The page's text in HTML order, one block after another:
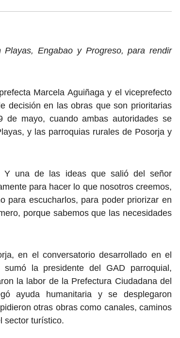
Engabao y Progreso, para rendir
Marcela Aguiñaga y el viceprefecto
decisión en las obras que son prioritarias
de mayo, cuando ambas autoridades se
y las parroquias rurales de Posorja y
Y una de las ideas que salió del señor
para hacer lo que nosotros creemos,
para escucharlos, para poder priorizar en
porque sabemos que las necesidades
en el conversatorio desarrollado en el
la presidente del GAD parroquial,
la labor de la Prefectura Ciudadana del
ayuda humanitaria y se desplegaron
otras obras como canales, caminos
sector turístico.